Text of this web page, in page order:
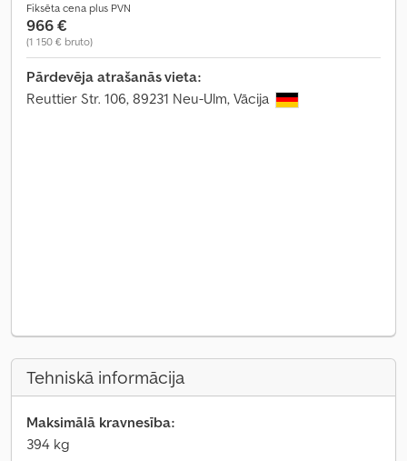
Fiksēta cena plus PVN
966 €
(1 150 € bruto)
Pārdevēja atrašanās vieta:
Reuttier Str. 106, 89231 Neu-Ulm, Vācija
Tehniskā informācija
Maksimālā kravnesība:
394 kg